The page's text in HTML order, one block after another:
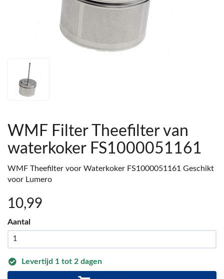
WMF Filter Theefilter van
waterkoker FS1000051161
WMF Theefilter voor Waterkoker FS1000051161 Geschikt
voor Lumero
10,99
Aantal
Levertijd 1 tot 2 dagen